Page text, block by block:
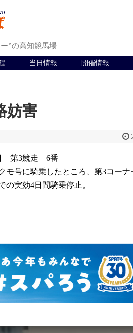
”の高知競馬場
当日情報 開催情報
妨害
第3競走 6番
モ号に騎乗したところ、第3コー
の実効4日間騎乗停止。